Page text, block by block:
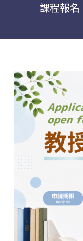
課程報名